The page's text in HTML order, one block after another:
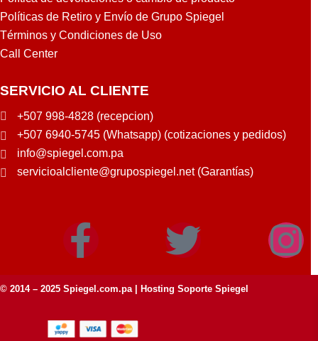
Políticas de Retiro y Envío de Grupo Spiegel
Términos y Condiciones de Uso
Call Center
SERVICIO AL CLIENTE
+507 998-4828 (recepcion)
+507 6940-5745 (Whatsapp) (cotizaciones y pedidos)
info@spiegel.com.pa
servicioalcliente@grupospiegel.net (Garantías)
© 2014 – 2025 Spiegel.com.pa| Hosting Soporte Spiegel